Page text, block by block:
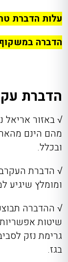
עלות הדברת
הדברה
הדברת
√
מהם הינם
ובכלל.
√ הדברת העקר
ומומלץ שיגיע
√ ההדברה
שיטות
גרימת נזק
בגז.